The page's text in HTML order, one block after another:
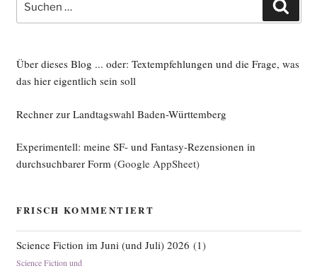
nach:
Über dieses Blog ... oder: Textempfehlungen und die Frage, was
das hier eigentlich sein soll
Rechner zur Landtagswahl Baden-Württemberg
Experimentell: meine SF- und Fantasy-Rezensionen in
durchsuchbarer Form(Google AppSheet)
FRISCH KOMMENTIERT
Science Fiction im Juni (und Juli) 2026 (1)
Science Fiction und